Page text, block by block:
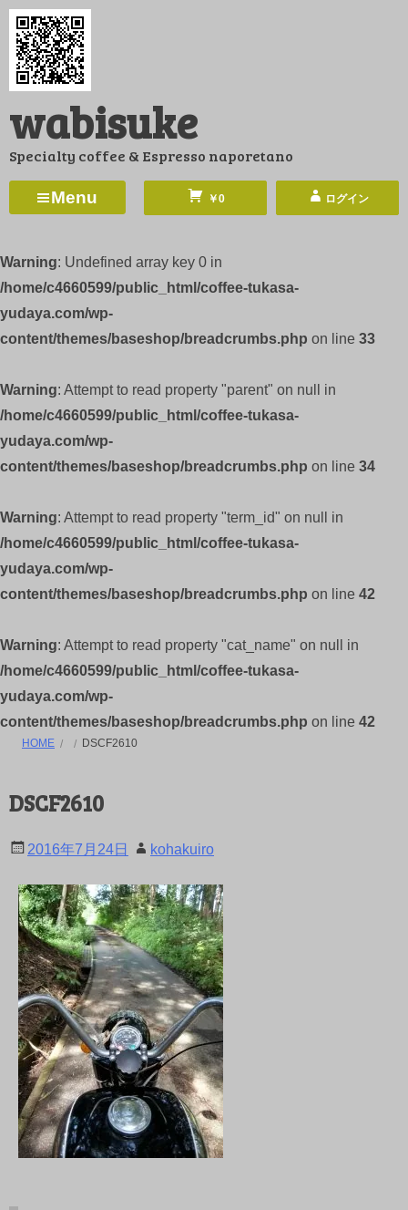
コ
ン
ツ
ス
ッ
wabisuke
Specialty coffee & Espresso naporetano
Menu ￥0 ログイン
Warning: Undefined array key 0 in
/home/c4660599/public_html/coffee-tukasa-
yudaya.com/wp-
content/themes/baseshop/breadcrumbs.php on line 33
Warning: Attempt to read property "parent" on null in
/home/c4660599/public_html/coffee-tukasa-
yudaya.com/wp-
content/themes/baseshop/breadcrumbs.php on line 34
Warning: Attempt to read property "term_id" on null in
/home/c4660599/public_html/coffee-tukasa-
yudaya.com/wp-
content/themes/baseshop/breadcrumbs.php on line 42
Warning: Attempt to read property "cat_name" on null in
/home/c4660599/public_html/coffee-tukasa-
yudaya.com/wp-
content/themes/baseshop/breadcrumbs.php on line 42
HOME DSCF2610
DSCF2610
2016年7月24日 kohakuiro